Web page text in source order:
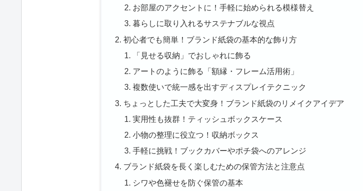
お部屋のアクセントに！手軽に始められる模様替え
暮らしに取り入れるサステナブルな視点
初心者でも簡単！ブランド紙袋の基本的な飾り方
「見せる収納」でおしゃれに飾る
アートのように飾る「額縁・フレーム活用術」
複数使いで統一感を出すディスプレイテクニック
ちょっとした工夫で大変身！ブランド紙袋のリメイクアイデア
実用性も抜群！ティッシュボックスケース
小物の整理に役立つ！収納ボックス
手軽に挑戦！ブックカバーやポチ袋へのアレンジ
ブランド紙袋を長く楽しむための保管方法と注意点
シワや色褪せを防ぐ保管の基本